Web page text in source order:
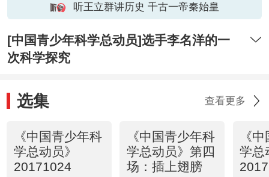
听王立群讲历史 千古一帝秦始皇
[中国青少年科学总动员]选手李名洋的一
次科学探究
选集 查看更多
《中国青少年科
学总动员》
20171024
《中国青少年科
学总动员》第四
场：插上翅膀
《
学总